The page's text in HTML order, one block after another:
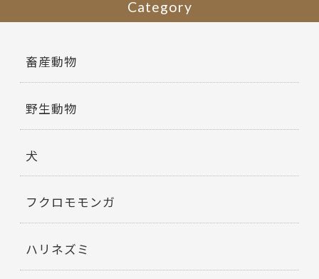
Category
畜産動物
野生動物
犬
フクロモモンガ
ハリネズミ